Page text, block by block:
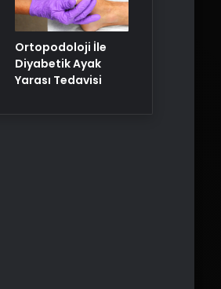
Ortopodoloji İle
Diyabetik Ayak
Yarası Tedavisi